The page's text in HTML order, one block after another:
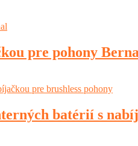
pre pohony
batérií s